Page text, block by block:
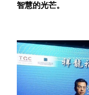
智慧的光芒。